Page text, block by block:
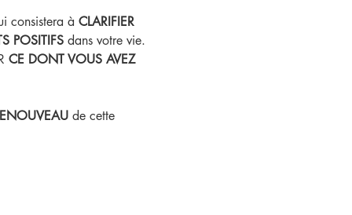
consistera à CLARIFIER
POSITIFS dans votre vie.
CE DONT VOUS AVEZ
de cette